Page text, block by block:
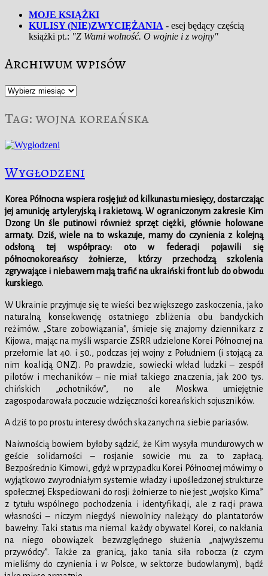
MOJE KSIĄŻKI
KULISY (NIE)ZWYCIĘŻANIA - esej będący częścią
książki pt.: "Z Wami wolność. O wojnie i z wojny"
Archiwum wpisów
Archiwum
Tag:wojna koreańska
Wygłodzeni
Korea Północna wspiera rosję już od kilkunastu miesięcy, dostarczając
jej amunicję artyleryjską i rakietową. W ograniczonym zakresie Kim
Dzong Un śle putinowi również sprzęt ciężki, głównie holowane
armaty. Dziś, wiele na to wskazuje, mamy do czynienia z kolejną
odsłoną tej współpracy: oto w federacji pojawili się
północnokoreańscy żołnierze, którzy przechodzą szkolenia
zgrywające i niebawem mają trafić na ukraiński front lub do obwodu
kurskiego.
W Ukrainie przyjmuje się te wieści bez większego zaskoczenia, jako
naturalną konsekwencję ostatniego zbliżenia obu bandyckich
reżimów. „Stare zobowiązania”, śmieje się znajomy dziennikarz z
Kijowa, mając na myśli wsparcie ZSRR udzielone Korei Północnej na
przełomie lat 40. i 50., podczas jej wojny z Południem (i stojącą za
nim koalicją ONZ). Po prawdzie, sowiecki wkład ludzki – zespół
pilotów i mechaników – nie miał takiego znaczenia, jak 200 tys.
chińskich „ochotników”, no ale Moskwa umiejętnie
zagospodarowała poczucie wdzięczności koreańskich sojuszników.
A dziś to po prostu interesy dwóch skazanych na siebie pariasów.
Naiwnością bowiem byłoby sądzić, że Kim wysyła mundurowych w
geście solidarności – rosjanie sowicie mu za to zapłacą.
Bezpośrednio Kimowi, gdyż w przypadku Korei Północnej mówimy o
wyjątkowo zwyrodniałym systemie władzy i upośledzonej strukturze
społecznej. Ekspediowani do rosji żołnierze to nie jest „wojsko Kima”
z tytułu wspólnego pochodzenia i identyfikacji, ale z racji prawa
własności – niczym niegdyś niewolnicy należący do plantatorów
bawełny. Taki status ma niemal każdy obywatel Korei, co nakłania
na niego obowiązek bezwzględnego służenia „najwyższemu
przywódcy”. Także za granicą, jako tania siła robocza (z czym
mieliśmy do czynienia i w Polsce, w sektorze budowlanym), bądź